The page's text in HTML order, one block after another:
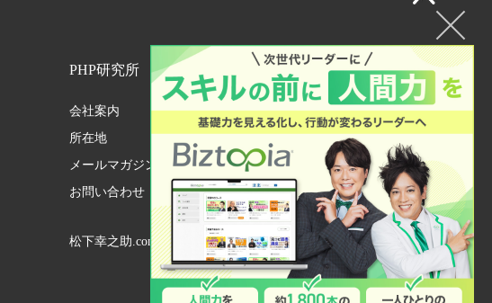
PHP研究所
会社案内
所在地
メールマガジン
お問い合わせ
松下幸之助.com
会員ログイン